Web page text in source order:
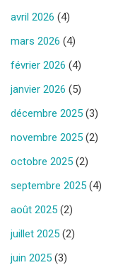
avril 2026 (4)
mars 2026 (4)
février 2026 (4)
janvier 2026 (5)
décembre 2025 (3)
novembre 2025 (2)
octobre 2025 (2)
septembre 2025 (4)
août 2025 (2)
juillet 2025 (2)
juin 2025 (3)